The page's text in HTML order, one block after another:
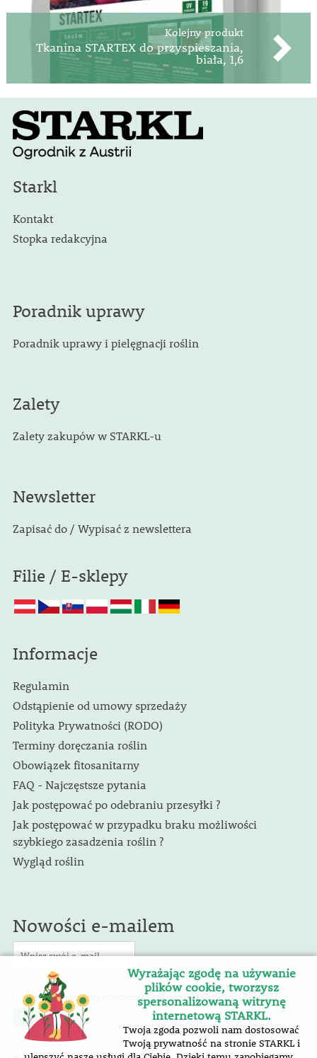
Kolejny produkt
Tkanina STARTEX do przyspieszania,
biała, 1,6
Starkl
Kontakt
Stopka redakcyjna
Poradnik uprawy
Poradnik uprawy i pielęgnacji roślin
Zalety
Zalety zakupów w STARKL-u
Newsletter
Zapisać do / Wypisać z newslettera
Filie / E-sklepy
Informacje
Regulamin
Odstąpienie od umowy sprzedaży
Polityka Prywatności (RODO)
Terminy doręczania roślin
Obowiązek fitosanitarny
FAQ - Najczęstsze pytania
Jak postępować po odebraniu przesyłki ?
Jak postępować w przypadku braku możliwości
szybkiego zasadzenia roślin ?
Wygląd roślin
Nowości e-mailem
Wyrażam zgodę na przetwarzanie danych osobowych (RODO)
Wyrażając zgodę na używanie
plików cookie, tworzysz
spersonalizowaną witrynę
internetową STARKL.
Twoja zgoda pozwoli nam dostosować
Twoją prywatność na stronie STARKL i